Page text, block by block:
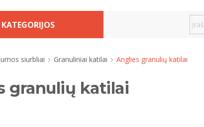
siurbliai Granuliniai katilai Anglies granulių katilai
granulių katilai